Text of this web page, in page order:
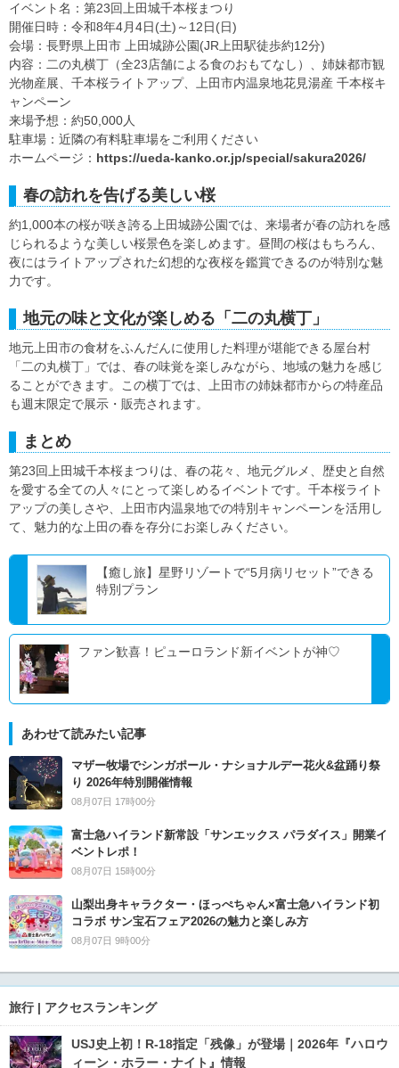
イベント名：第23回上田城千本桜まつり
開催日時：令和8年4月4日(土)～12日(日)
会場：長野県上田市 上田城跡公園(JR上田駅徒歩約12分)
内容：二の丸横丁（全23店舗による食のおもてなし）、姉妹都市観
光物産展、千本桜ライトアップ、上田市内温泉地花見湯産 千本桜キ
ャンペーン
来場予想：約50,000人
駐車場：近隣の有料駐車場をご利用ください
ホームページ： https://ueda-kanko.or.jp/special/sakura2026/
春の訪れを告げる美しい桜
約1,000本の桜が咲き誇る上田城跡公園では、来場者が春の訪れを感
じられるような美しい桜景色を楽しめます。昼間の桜はもちろん、
夜にはライトアップされた幻想的な夜桜を鑑賞できるのが特別な魅
力です。
地元の味と文化が楽しめる「二の丸横丁」
地元上田市の食材をふんだんに使用した料理が堪能できる屋台村
「二の丸横丁」では、春の味覚を楽しみながら、地域の魅力を感じ
ることができます。この横丁では、上田市の姉妹都市からの特産品
も週末限定で展示・販売されます。
まとめ
第23回上田城千本桜まつりは、春の花々、地元グルメ、歴史と自然
を愛する全ての人々にとって楽しめるイベントです。千本桜ライト
アップの美しさや、上田市内温泉地での特別キャンペーンを活用し
て、魅力的な上田の春を存分にお楽しみください。
【癒し旅】星野リゾートで“5月病リセット”できる
特別プラン
ファン歓喜！ピューロランド新イベントが神♡
あわせて読みたい記事
マザー牧場でシンガポール・ナショナルデー花火&盆踊り祭
り 2026年特別開催情報
08月07日 17時00分
富士急ハイランド新常設「サンエックス パラダイス」開業イ
ベントレポ！
08月07日 15時00分
山梨出身キャラクター・ほっぺちゃん×富士急ハイランド初
コラボ サン宝石フェア2026の魅力と楽しみ方
08月07日 9時00分
旅行 | アクセスランキング
USJ史上初！R-18指定「残像」が登場｜2026年『ハロウ
ィーン・ホラー・ナイト』情報